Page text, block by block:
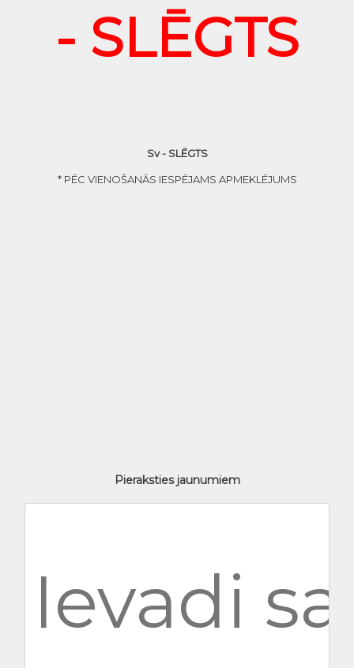
- SLĒGTS
Sv - SLĒGTS
* PĒC VIENOŠANĀS IESPĒJAMS APMEKLĒJUMS
Pieraksties jaunumiem